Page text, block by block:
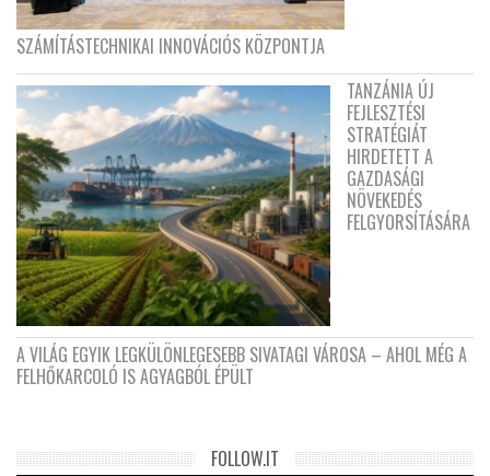
SZÁMÍTÁSTECHNIKAI INNOVÁCIÓS KÖZPONTJA
TANZÁNIA ÚJ
FEJLESZTÉSI
STRATÉGIÁT
HIRDETETT A
GAZDASÁGI
NÖVEKEDÉS
FELGYORSÍTÁSÁRA
A VILÁG EGYIK LEGKÜLÖNLEGESEBB SIVATAGI VÁROSA – AHOL MÉG A
FELHŐKARCOLÓ IS AGYAGBÓL ÉPÜLT
FOLLOW.IT